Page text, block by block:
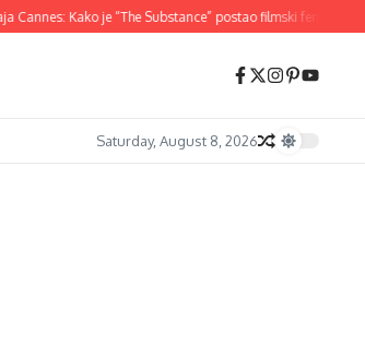
Cannes: Kako je “The Substance” postao filmski fenomen
Saturday, August 8, 2026